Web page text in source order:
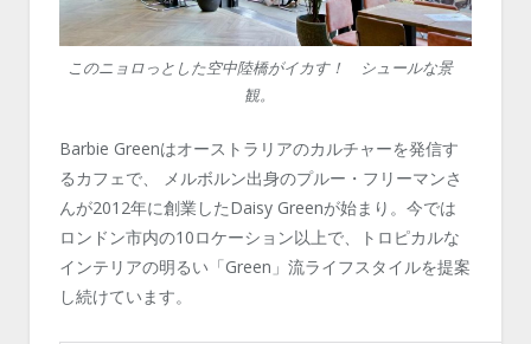
このニョロっとした空中陸橋がイカす！ シュールな景
観。
Barbie Greenはオーストラリアのカルチャーを発信す
るカフェで、 メルボルン出身のプルー・フリーマンさ
んが2012年に創業したDaisy Greenが始まり。今では
ロンドン市内の10ロケーション以上で、トロピカルな
インテリアの明るい「Green」流ライフスタイルを提案
し続けています。